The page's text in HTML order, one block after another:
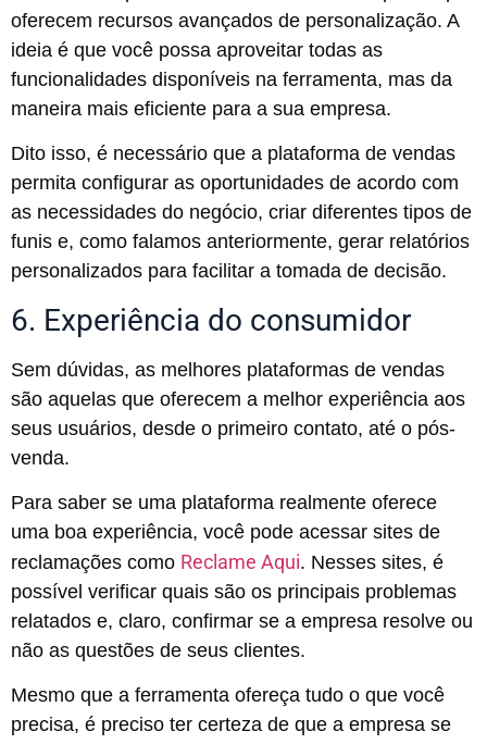
oferecem recursos avançados de personalização. A
ideia é que você possa aproveitar todas as
funcionalidades disponíveis na ferramenta, mas da
maneira mais eficiente para a sua empresa.
Dito isso, é necessário que a plataforma de vendas
permita configurar as oportunidades de acordo com
as necessidades do negócio, criar diferentes tipos de
funis e, como falamos anteriormente, gerar relatórios
personalizados para facilitar a tomada de decisão.
6. Experiência do consumidor
Sem dúvidas, as melhores plataformas de vendas
são aquelas que oferecem a melhor experiência aos
seus usuários, desde o primeiro contato, até o pós-
venda.
Para saber se uma plataforma realmente oferece
uma boa experiência, você pode acessar sites de
reclamações como Reclame Aqui. Nesses sites, é
possível verificar quais são os principais problemas
relatados e, claro, confirmar se a empresa resolve ou
não as questões de seus clientes.
Mesmo que a ferramenta ofereça tudo o que você
precisa, é preciso ter certeza de que a empresa se